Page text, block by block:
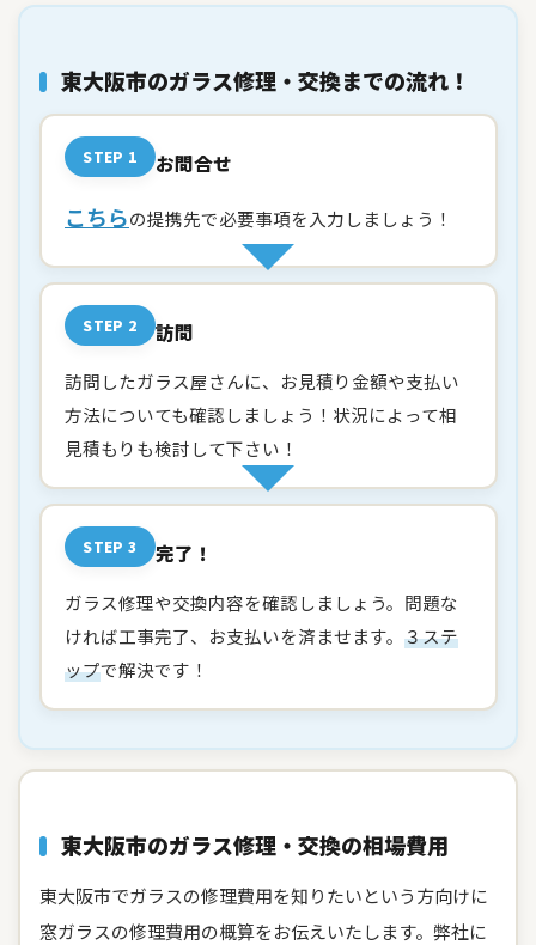
東大阪市のガラス修理・交換までの流れ！
STEP 1 お問合せ
こちらの提携先で必要事項を入力しましょう！
STEP 2 訪問
訪問したガラス屋さんに、お見積り金額や支払い
方法についても確認しましょう！状況によって相
見積もりも検討して下さい！
STEP 3 完了！
ガラス修理や交換内容を確認しましょう。問題な
ければ工事完了、お支払いを済ませます。 ３ステ
ップで解決です！
東大阪市のガラス修理・交換の相場費用
東大阪市でガラスの修理費用を知りたいという方向けに
窓ガラスの修理費用の概算をお伝えいたします。弊社に